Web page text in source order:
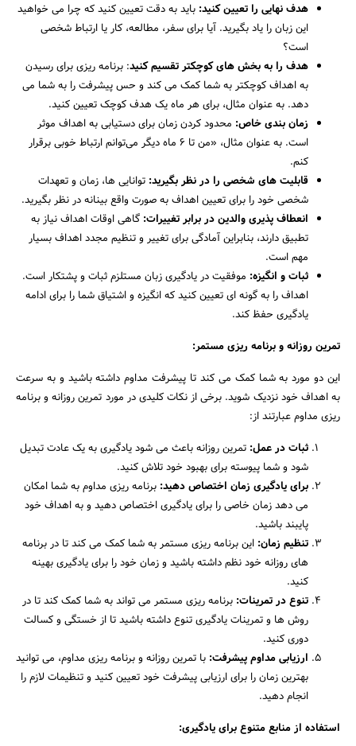
هدف نهایی را تعیین کنید: باید به دقت تعیین کنید که چرا می خواهید
این زبان را یاد بگیرید. آیا برای سفر، مطالعه، کار یا ارتباط شخصی
است؟
هدف را به بخش های کوچکتر تقسیم کنید: برنامه ریزی برای رسیدن
به اهداف کوچکتر به شما کمک می کند و حس پیشرفت را به شما می
دهد. به عنوان مثال، برای هر ماه یک هدف کوچک تعیین کنید.
زمان بندی خاص: محدود کردن زمان برای دستیابی به اهداف موثر
است. به عنوان مثال، «من تا 6 ماه دیگر می‌توانم ارتباط خوبی برقرار
کنم.
قابلیت های شخصی را در نظر بگیرید: توانایی ها، زمان و تعهدات
شخصی خود را برای تعیین اهداف به صورت واقع بینانه در نظر بگیرید.
انعطاف پذیری والدین در برابر تغییرات: گاهی اوقات اهداف نیاز به
تطبیق دارند، بنابراین آمادگی برای تغییر و تنظیم مجدد اهداف بسیار
مهم است.
ثبات و انگیزه: موفقیت در یادگیری زبان مستلزم ثبات و پشتکار است.
اهداف را به گونه ای تعیین کنید که انگیزه و اشتیاق شما را برای ادامه
یادگیری حفظ کند.
تمرین روزانه و برنامه ریزی مستمر:
این دو مورد به شما کمک می کند تا پیشرفت مداوم داشته باشید و به سرعت
به اهداف خود نزدیک شوید. برخی از نکات کلیدی در مورد تمرین روزانه و برنامه
ریزی مداوم عبارتند از:
ثبات در عمل: تمرین روزانه باعث می شود یادگیری به یک عادت تبدیل
شود و شما پیوسته برای بهبود خود تلاش کنید.
برای یادگیری زمان اختصاص دهید: برنامه ریزی مداوم به شما امکان
می دهد زمان خاصی را برای یادگیری اختصاص دهید و به اهداف خود
پایبند باشید.
تنظیم زمان: این برنامه ریزی مستمر به شما کمک می کند تا در برنامه
های روزانه خود نظم داشته باشید و زمان خود را برای یادگیری بهینه
کنید.
تنوع در تمرینات: برنامه ریزی مستمر می تواند به شما کمک کند تا در
روش ها و تمرینات یادگیری تنوع داشته باشید تا از خستگی و کسالت
دوری کنید.
ارزیابی مداوم پیشرفت: با تمرین روزانه و برنامه ریزی مداوم، می توانید
بهترین زمان را برای ارزیابی پیشرفت خود تعیین کنید و تنظیمات لازم را
انجام دهید.
استفاده از منابع متنوع برای یادگیری: